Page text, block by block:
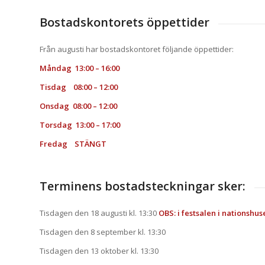
Bostadskontorets öppettider
Från augusti har bostadskontoret följande öppettider:
Måndag 13:00 – 16:00
Tisdag 08:00 – 12:00
Onsdag 08:00 – 12:00
Torsdag 13:00 – 17:00
Fredag STÄNGT
Terminens bostadsteckningar sker:
Tisdagen den 18 augusti kl. 13:30 OBS: i festsalen i
Tisdagen den 8 september kl. 13:30
Tisdagen den 13 oktober kl. 13:30